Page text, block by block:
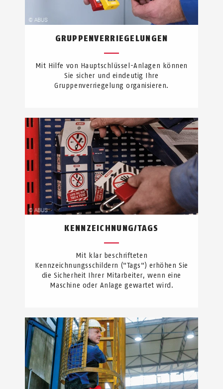
GRUPPENVERRIEGELUNGEN
Mit Hilfe von Hauptschlüssel-Anlagen können
Sie sicher und eindeutig Ihre
Gruppenverriegelung organisieren.
KENNZEICHNUNG/TAGS
Mit klar beschrifteten
Kennzeichnungsschildern ("Tags") erhöhen Sie
die Sicherheit Ihrer Mitarbeiter, wenn eine
Maschine oder Anlage gewartet wird.